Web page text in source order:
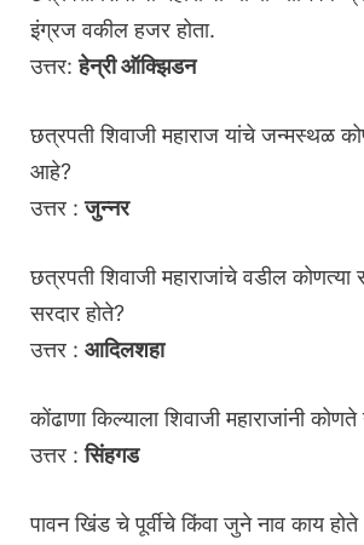
इंग्रज वकील हजर होता.
उत्तर:हेन्री ऑक्झिडन
छत्रपती शिवाजी महाराज यांचे जन्मस्थळ
आहे?
उत्तर :जुन्नर
छत्रपती शिवाजी महाराजांचे वडील कोणत्या
सरदार होते?
उत्तर : आदिलशहा
कोंढाणा किल्याला शिवाजी महाराजांनी
उत्तर :सिंहगड
पावन खिंड चे पूर्वीचे किंवा जुने नाव काय होते